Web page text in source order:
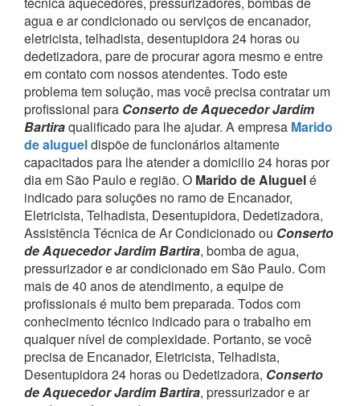
agua e ar condicionado ou serviços de encanador,
eletricista, telhadista, desentupidora 24 horas ou
dedetizadora, pare de procurar agora mesmo e entre
em contato com nossos atendentes. Todo este
problema tem solução, mas você precisa contratar um
profissional para Conserto de Aquecedor Jardim
Bartiraqualificado para lhe ajudar. A empresa Marido
de alugueldispõe de funcionários altamente
capacitados para lhe atender a domicilio 24 horas por
dia em São Paulo e região. O Marido de Aluguelé
indicado para soluções no ramo de Encanador,
Eletricista, Telhadista, Desentupidora, Dedetizadora,
Assistência Técnica de Ar Condicionado ou Conserto
de Aquecedor Jardim Bartira, bomba de agua,
pressurizador e ar condicionado em São Paulo. Com
mais de 40 anos de atendimento, a equipe de
profissionais é muito bem preparada. Todos com
conhecimento técnico indicado para o trabalho em
qualquer nível de complexidade. Portanto, se você
precisa de Encanador, Eletricista, Telhadista,
Desentupidora 24 horas ou Dedetizadora, Conserto
de Aquecedor Jardim Bartira, pressurizador e ar